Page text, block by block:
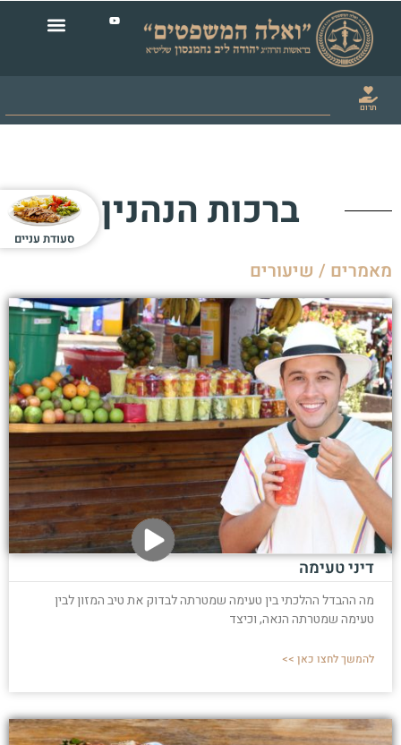
תרום
ברכות הנהנין
מאמרים / שיעורים
דיני טעימה
מה ההבדל ההלכתי בין טעימה שמטרתה לבדוק את טיב המזון לבין
טעימה שמטרתה הנאה, וכיצד
להמשך לחצו כאן >>
סעודת עניים